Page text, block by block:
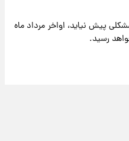
پیش نیاید، اواخر مرداد ماه
رسید.